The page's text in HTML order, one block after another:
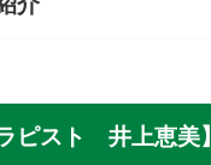
ピスト 井上恵美】